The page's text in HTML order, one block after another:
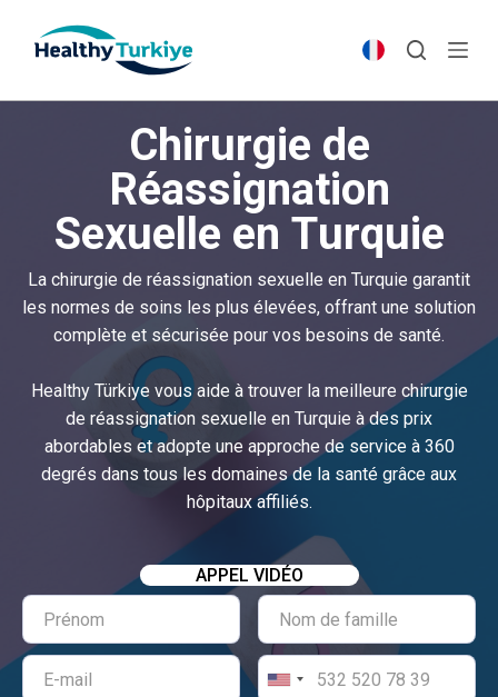
p
e
Chirurgie de
Réassignation
Sexuelle en Turquie
La chirurgie de réassignation sexuelle en Turquie garantit
les normes de soins les plus élevées, offrant une solution
complète et sécurisée pour vos besoins de santé.
Healthy Türkiye vous aide à trouver la meilleure chirurgie
de réassignation sexuelle en Turquie à des prix
abordables et adopte une approche de service à 360
degrés dans tous les domaines de la santé grâce aux
hôpitaux affiliés.
APPEL VIDÉO